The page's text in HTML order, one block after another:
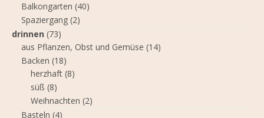
Balkongarten (40)
Spaziergang (2)
drinnen (73)
aus Pflanzen, Obst und Gemüse (14)
Backen (18)
herzhaft (8)
süß (8)
Weihnachten (2)
Basteln (4)